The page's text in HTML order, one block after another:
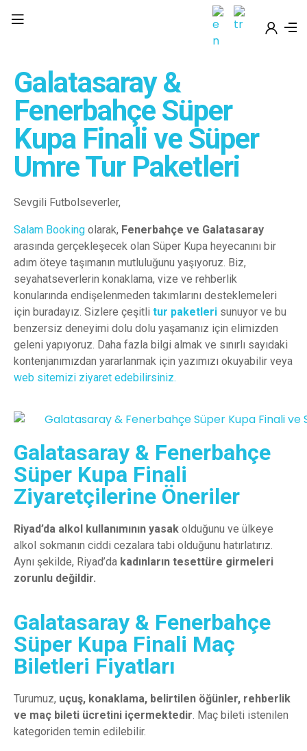
Galatasaray &
Fenerbahçe Süper
Kupa Finali ve Süper
Umre Tur Paketleri
Sevgili Futbolseverler,
Salam Booking olarak, Fenerbahçe ve Galatasaray
arasında gerçekleşecek olan Süper Kupa heyecanını bir
adım öteye taşımanın mutluluğunu yaşıyoruz. Biz,
seyahatseverlerin konaklama, vize ve rehberlik
konularında endişelenmeden takımlarını desteklemeleri
için buradayız. Sizlere çeşitli tur paketleri sunuyor ve bu
benzersiz deneyimi dolu dolu yaşamanız için elimizden
geleni yapıyoruz. Daha fazla bilgi almak ve sınırlı sayıdaki
kontenjanımızdan yararlanmak için yazımızı okuyabilir veya
web sitemizi ziyaret edebilirsiniz.
Galatasaray & Fenerbahçe
Süper Kupa Finali
Ziyaretçilerine Öneriler
Riyad’da alkol kullanımının yasak olduğunu ve ülkeye
alkol sokmanın ciddi cezalara tabi olduğunu hatırlatırız
Aynı şekilde, Riyad’da kadınların tesettüre girmeleri
zorunlu değildir.
Galatasaray & Fenerbahçe
Süper Kupa Finali Maç
Biletleri Fiyatları
Turumuz, uçuş, konaklama, belirtilen öğünler, rehberlik
ve maç bileti ücretini içermektedir Maç bileti istenilen
kategoriden temin edilebilir.